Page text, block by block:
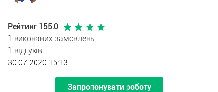
Рейтинг 155.0
1 виконаних замовлень
1 відгуків
30.07.2020 16:13
Запропонувати роботу